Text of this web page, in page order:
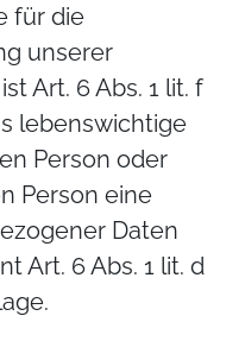
für die
unserer
Art. 6 Abs. 1 lit. f
lebenswichtige
Person oder
Person eine
Daten
Art. 6 Abs. 1 lit. d